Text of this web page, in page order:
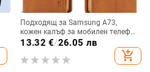
Подходящ за Samsung A73,
кожен калъф за мобилен телефон
A36/A16, калъф за мобилен
телефон A26/A56, флип калъф,
защитен калъф, невидима скоба.
13.32 €/26.05 лв
add_shopping_cart